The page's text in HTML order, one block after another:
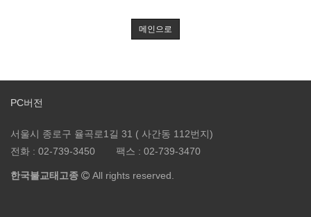
메인으로
PC버전
서울시 종로구 율곡로1길 31 ( 사간동 112번지)
전화 : 02-739-3450 팩스 : 02-739-3470
한국불교태고종 All rights reserved.